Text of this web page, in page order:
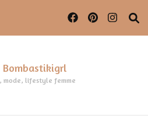
mode, lifestyle femme